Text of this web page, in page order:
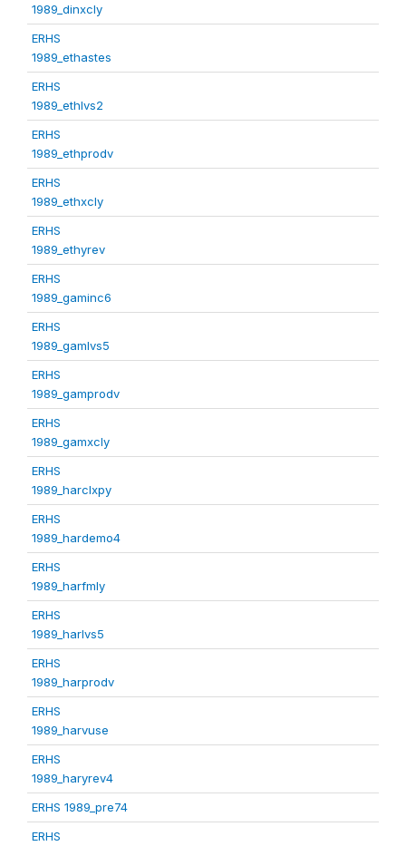
1989_dinxcly
ERHS
1989_ethastes
ERHS
1989_ethlvs2
ERHS
1989_ethprodv
ERHS
1989_ethxcly
ERHS
1989_ethyrev
ERHS
1989_gaminc6
ERHS
1989_gamlvs5
ERHS
1989_gamprodv
ERHS
1989_gamxcly
ERHS
1989_harclxpy
ERHS
1989_hardemo4
ERHS
1989_harfmly
ERHS
1989_harlvs5
ERHS
1989_harprodv
ERHS
1989_harvuse
ERHS
1989_haryrev4
ERHS 1989_pre74
ERHS